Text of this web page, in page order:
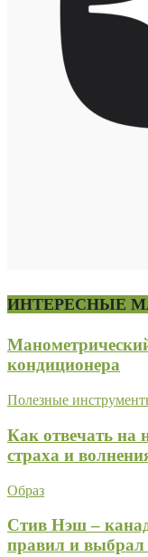
ИНТЕРЕСНЫЕ
кондиционера
Полезные
Как отвечать на
страха и
Образ
Стив Нэш –
правил и выбрал